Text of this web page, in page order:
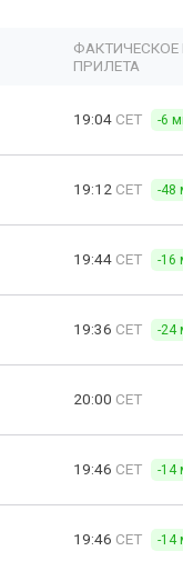
ФАКТИЧЕСКОЕ
ПРИЛЕТА
19:04 CET -6
19:12 CET -48
19:44 CET -16
19:36 CET -24
20:00 CET
19:46 CET -14
19:46 CET -14